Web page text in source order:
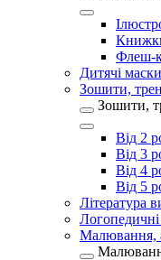
Флеш-
Дитячі
Зошити,
Зошити,
Від 2
Від 3
Від 4
Від 5
Література
Малювання,